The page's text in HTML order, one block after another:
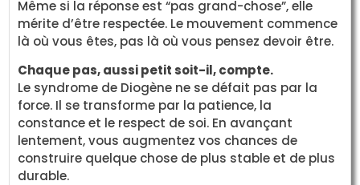
Même si la réponse est “pas grand-chose”, elle
mérite d’être respectée. Le mouvement commence
là où vous êtes, pas là où vous pensez devoir être.
Chaque pas, aussi petit soit-il, compte.
Le syndrome de Diogène ne se défait pas par la
force. Il se transforme par la patience, la
constance et le respect de soi. En avançant
lentement, vous augmentez vos chances de
construire quelque chose de plus stable et de plus
durable.